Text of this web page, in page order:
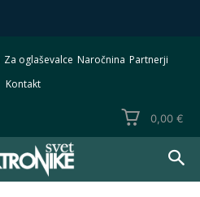
Za oglaševalce Naročnina Partnerji
Kontakt
0,00 €